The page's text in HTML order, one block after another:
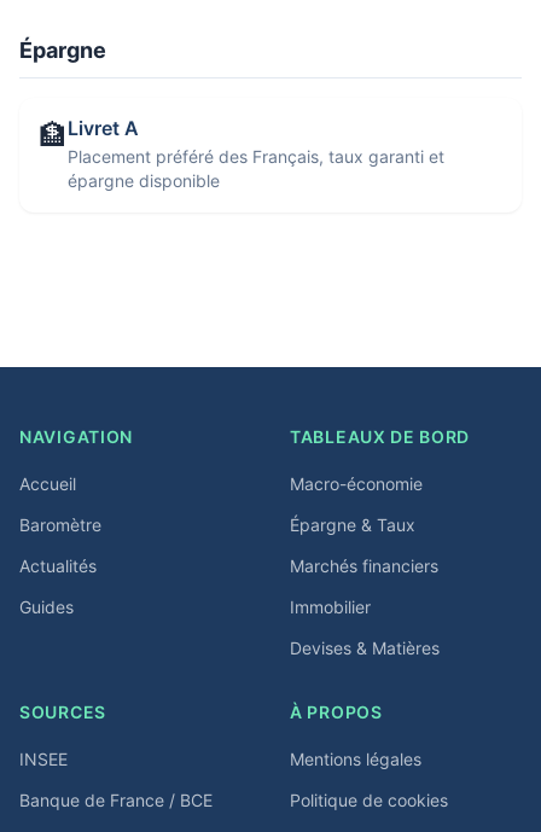
Épargne
🏦 Livret A
Placement préféré des Français, taux garanti et
épargne disponible
NAVIGATION
Accueil
Baromètre
Actualités
Guides
TABLEAUX DE BORD
Macro-économie
Épargne & Taux
Marchés financiers
Immobilier
Devises & Matières
SOURCES
INSEE
Banque de France / BCE
À PROPOS
Mentions légales
Politique de cookies